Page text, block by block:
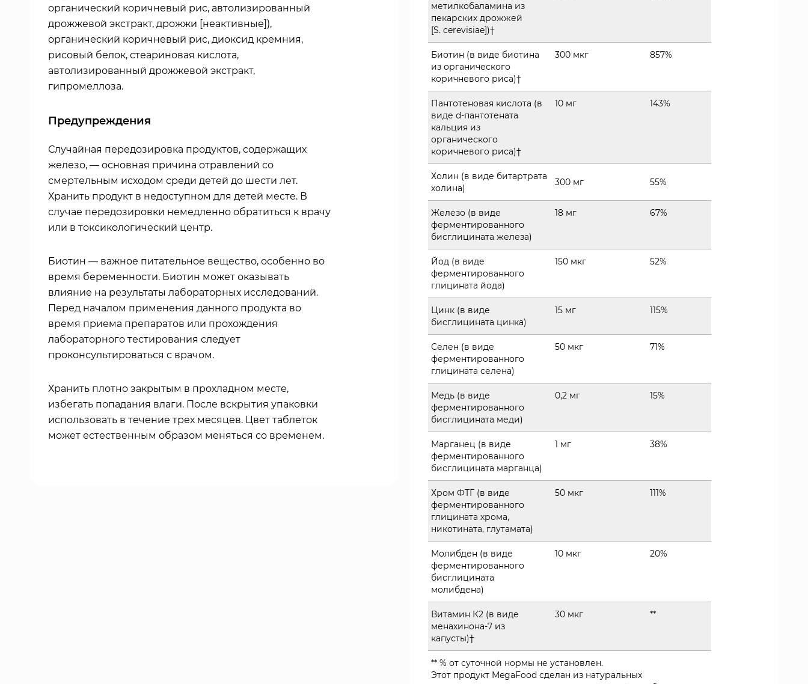
органический коричневый рис, автолизированный
дрожжевой экстракт, дрожжи [неактивные]),
органический коричневый рис, диоксид кремния,
рисовый белок, стеариновая кислота,
автолизированный дрожжевой экстракт,
гипромеллоза.
Предупреждения
Случайная передозировка продуктов, содержащих
железо, — основная причина отравлений со
смертельным исходом среди детей до шести лет.
Хранить продукт в недоступном для детей месте. В
случае передозировки немедленно обратиться к врачу
или в токсикологический центр.
Биотин — важное питательное вещество, особенно во
время беременности. Биотин может оказывать
влияние на результаты лабораторных исследований.
Перед началом применения данного продукта во
время приема препаратов или прохождения
лабораторного тестирования следует
проконсультироваться с врачом.
Хранить плотно закрытым в прохладном месте,
избегать попадания влаги. После вскрытия упаковки
использовать в течение трех месяцев. Цвет таблеток
может естественным образом меняться со временем.
метилкобаламина из
пекарских дрожжей
[S. cerevisiae])†
Биотин (в виде биотина
из органического
коричневого риса)†
300 мкг 857%
Пантотеновая кислота (в
виде d-пантотената
кальция из
органического
коричневого риса)†
10 мг 143%
Холин (в виде битартрата
холина)
300 мг 55%
Железо (в виде
ферментированного
бисглицината железа)
18 мг 67%
Йод (в виде
ферментированного
глицината йода)
150 мкг 52%
Цинк (в виде
бисглицината цинка)
15 мг 115%
Селен (в виде
ферментированного
глицината селена)
50 мкг 71%
Медь (в виде
ферментированного
бисглицината меди)
0,2 мг 15%
Марганец (в виде
ферментированного
бисглицината марганца)
1 мг 38%
Хром ФТГ (в виде
ферментированного
глицината хрома,
никотината, глутамата)
50 мкг 111%
Молибден (в виде
ферментированного
бисглицината
молибдена)
10 мкг 20%
Витамин К2 (в виде
менахинона-7 из
капусты)†
30 мкг **
** % от суточной нормы не установлен.
Этот продукт MegaFood сделан из натуральных